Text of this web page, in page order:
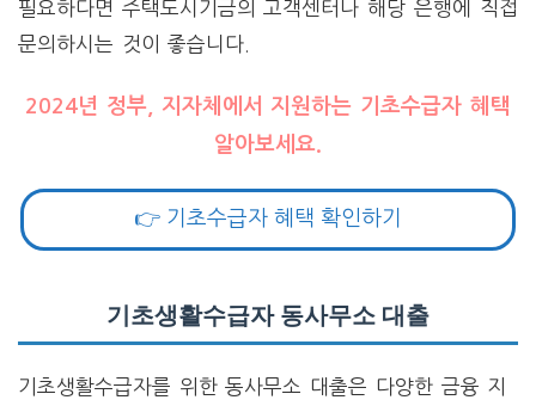
필요하다면 주택도시기금의 고객센터나 해당 은행에 직접
문의하시는 것이 좋습니다.
2024년 정부, 지자체에서 지원하는 기초수급자 혜택
알아보세요.
👉 기초수급자 혜택 확인하기
기초생활수급자 동사무소 대출
기초생활수급자를 위한 동사무소 대출은 다양한 금융 지